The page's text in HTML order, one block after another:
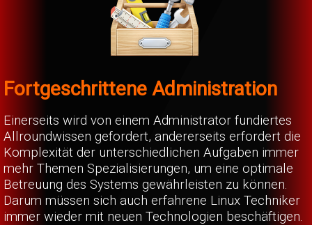
Fortgeschrittene Administration
Einerseits wird von einem Administrator fundiertes
Allroundwissen gefordert, andererseits erfordert die
Komplexität der unterschiedlichen Aufgaben immer
mehr Themen Spezialisierungen, um eine optimale
Betreuung des Systems gewährleisten zu können.
Darum müssen sich auch erfahrene Linux Techniker
immer wieder mit neuen Technologien beschäftigen.